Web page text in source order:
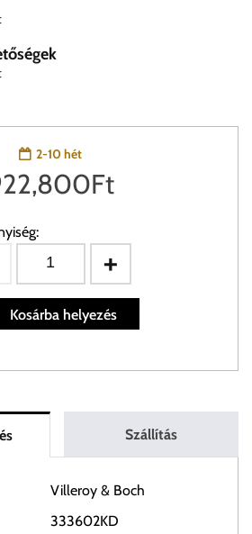
2-10 hét
Ft
Kosárba helyezés
Szállítás
Villeroy & Boch
333602KD